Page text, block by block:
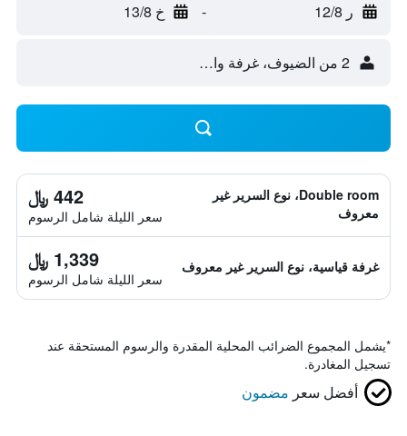
ر 12/8 - خ 13/8
2 من الضيوف، غرفة واحدة
Double room، نوع السرير غير
معروف
442 ﷼
سعر الليلة شامل الرسوم
غرفة قياسية، نوع السرير غير معروف 1,339 ﷼
سعر الليلة شامل الرسوم
*يشمل المجموع الضرائب المحلية المقدرة والرسوم المستحقة عند
تسجيل المغادرة.
أفضل سعر مضمون